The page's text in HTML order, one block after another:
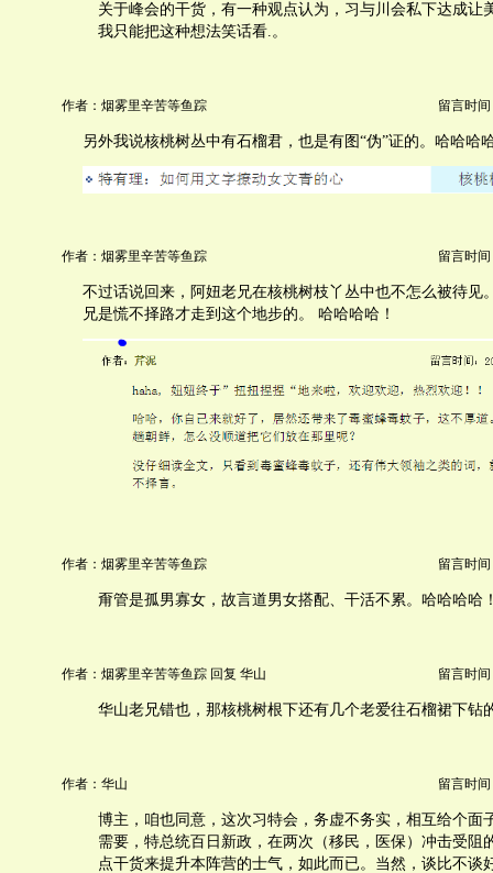
关于峰会的干货，有一种观点认为，习与川会私下达成让
我只能把这种想法笑话看.。
作者：烟雾里辛苦等鱼踪 留言时间
另外我说核桃树丛中有石榴君，也是有图“伪”证的。哈哈哈
作者：烟雾里辛苦等鱼踪 留言时间
不过话说回来，阿妞老兄在核桃树枝丫丛中也不怎么被待见
兄是慌不择路才走到这个地步的。 哈哈哈哈！
作者：烟雾里辛苦等鱼踪 留言时间
甭管是孤男寡女，故言道男女搭配、干活不累。哈哈哈哈
作者：烟雾里辛苦等鱼踪 回复 华山 留言时间
华山老兄错也，那核桃树根下还有几个老爱往石榴裙下钻
作者：华山 留言时间
博主，咱也同意，这次习特会，务虚不务实，相互给个面
需要，特总统百日新政，在两次（移民，医保）冲击受阻
点干货来提升本阵营的士气，如此而已。当然，谈比不谈